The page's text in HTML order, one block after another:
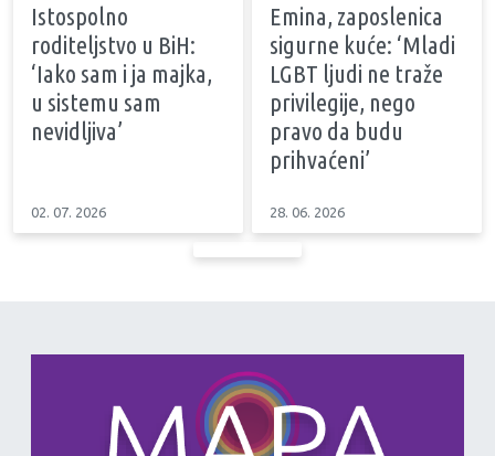
Istospolno
roditeljstvo u BiH:
‘Iako sam i ja majka,
u sistemu sam
nevidljiva’
02. 07. 2026
Emina, zaposlenica
sigurne kuće: ‘Mladi
LGBT ljudi ne traže
privilegije, nego
pravo da budu
prihvaćeni’
28. 06. 2026